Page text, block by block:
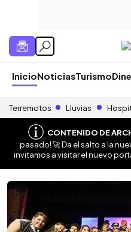
InicioNoticiasTurismo
Terremotos Lluvias
CONTENIDO DE
pasado! 🚀 Da el salto a la
invitamos a visitar el nuevo